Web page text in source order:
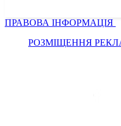
ПРАВОВА ІНФОРМАЦІЯ
РОЗМІЩЕННЯ